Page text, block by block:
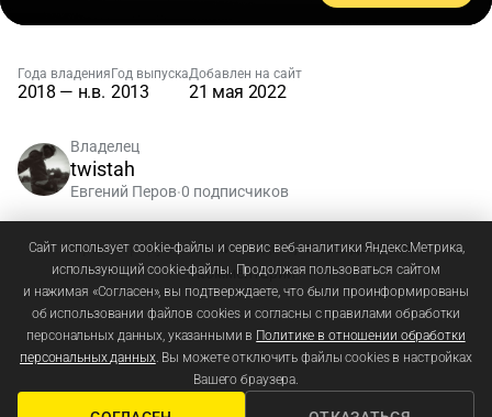
Года владения
2018 — н.в.
Год выпуска
2013
Добавлен на сайт
21 мая 2022
Владелец
twistah
Евгений Перов•0 подписчиков
Зарегистрируйтесьиливойдите, чтобы добавлять
комментарии
Сайт использует cookie-файлы и сервис веб-аналитики Яндекс.Метрика,
использующий cookie-файлы. Продолжая пользоваться сайтом
и нажимая «Согласен», вы подтверждаете, что были проинформированы
об использовании файлов cookies и согласны с правилами обработки
персональных данных, указанными в Политике в отношении обработки
персональных данных. Вы можете отключить файлы cookies в настройках
Вашего браузера.